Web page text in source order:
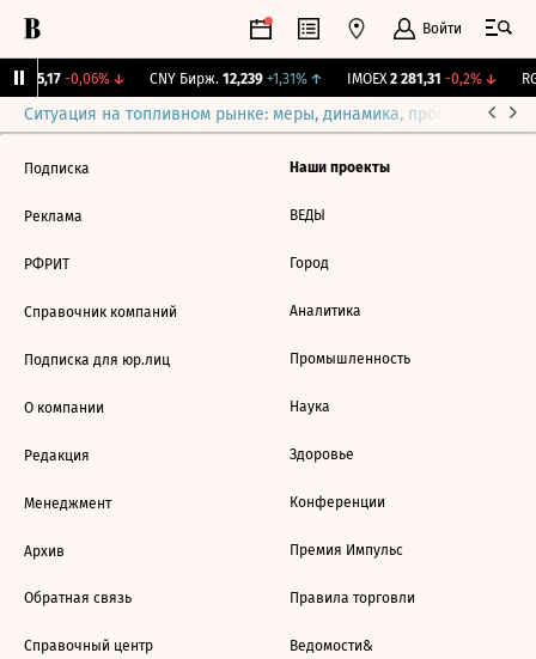
Войти
115,17 -0,06%↓ CNY Бирж. 12,239 +1,31%↑ IMOEX 2 281,31 -0,2%↓
Ситуация на топливном рынке: меры, динамика, прогнозы
Подписка
Реклама
РФРИТ
Справочник компаний
Подписка для юр.лиц
О компании
Редакция
Менеджмент
Архив
Обратная связь
Справочный центр
Наши проекты
ВЕДЫ
Город
Аналитика
Промышленность
Наука
Здоровье
Конференции
Премия Импульс
Правила торговли
Ведомости&